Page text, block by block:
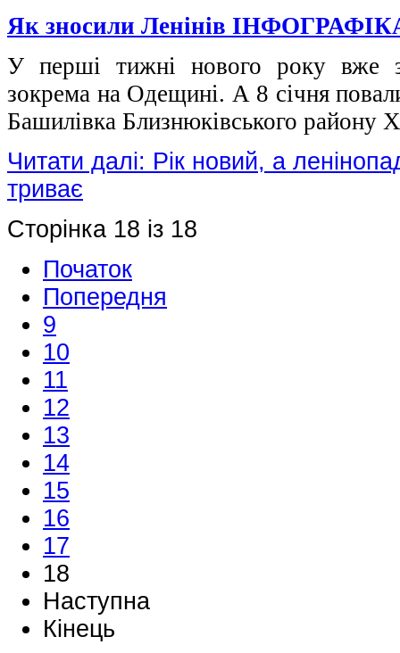
Як зносили Ленінів
У перші тижні нового року вже
зокрема на Одещині. А 8 січня
Башилівка Близнюківського району
Читати далі: Рік новий, а
триває
Сторінка 18 із 18
Початок
Попередня
9
10
11
12
13
14
15
16
17
18
Наступна
Кінець